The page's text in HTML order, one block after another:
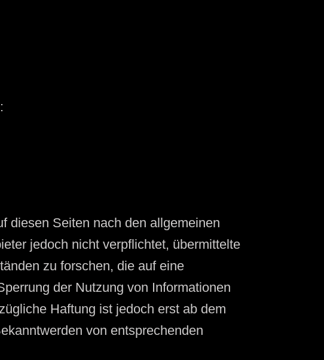
diesen Seiten nach den allgemeinen
jedoch nicht verpflichtet, übermittelte
zu forschen, die auf eine
der Nutzung von Informationen
Haftung ist jedoch erst ab dem
von entsprechenden